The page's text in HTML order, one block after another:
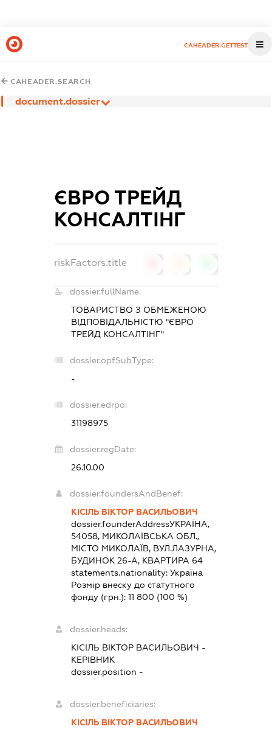
CAHEADER.GETTEST
CAHEADER.SEARCH
document.dossier
ЄВРО ТРЕЙД
КОНСАЛТІНГ
riskFactors.title
dossier.fullName:
ТОВАРИСТВО З ОБМЕЖЕНОЮ
ВІДПОВІДАЛЬНІСТЮ "ЄВРО
ТРЕЙД КОНСАЛТІНГ"
dossier.opfSubType:
-
dossier.edrpo:
31198975
dossier.regDate:
26.10.00
dossier.foundersAndBenef:
КІСІЛЬ ВІКТОР ВАСИЛЬОВИЧ
dossier.founderAddressУКРАЇНА,
54058, МИКОЛАЇВСЬКА ОБЛ.,
МІСТО МИКОЛАЇВ, ВУЛ.ЛАЗУРНА,
БУДИНОК 26-А, КВАРТИРА 64
statements.nationality:Україна
Розмір внеску до статутного
фонду (грн.):11 800 (100 %)
dossier.heads:
КІСІЛЬ ВІКТОР ВАСИЛЬОВИЧ -
КЕРІВНИК
dossier.position -
dossier.beneficiaries:
КІСІЛЬ ВІКТОР ВАСИЛЬОВИЧ